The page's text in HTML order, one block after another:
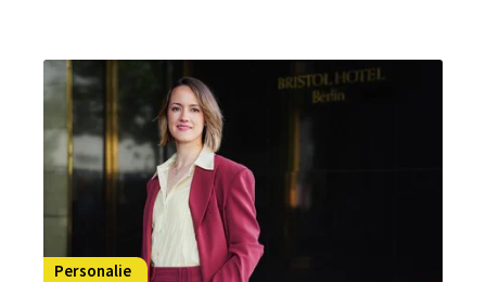
Restaurantprojekts im The Ritz-Carlton,
Wolfsburg.
Personalie